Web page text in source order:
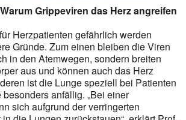
Grippeviren das Herz angreifen
Herzpatienten gefährlich werden
Gründe. Zum einen bleiben die Viren
in den Atemwegen, sondern breiten
aus und können auch das Herz
ist die Lunge speziell bei Patienten
anfällig. „Bei einer
sich aufgrund der verringer­ten